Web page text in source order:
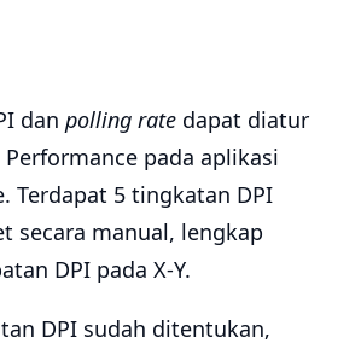
dan polling rate dapat diatur
pada aplikasi
Terdapat 5 tingkatan DPI
secara manual, lengkap
DPI pada X-Y.
DPI sudah ditentukan,